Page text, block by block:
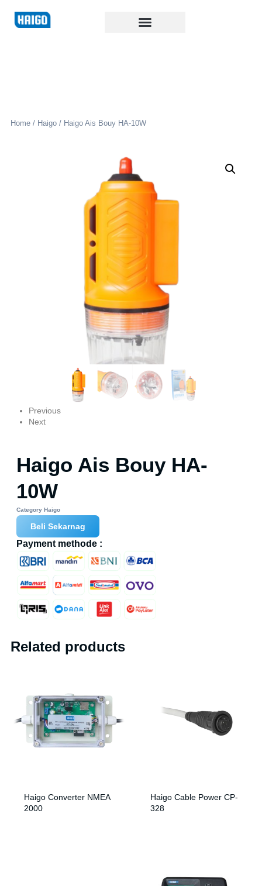
Home / Haigo / Haigo Ais Bouy HA-10W
Previous
Next
Haigo Ais Bouy HA-
10W
Category Haigo
Beli Sekarnag
Payment methode :
Related products
Haigo Converter NMEA
2000
Haigo Cable Power CP-
328